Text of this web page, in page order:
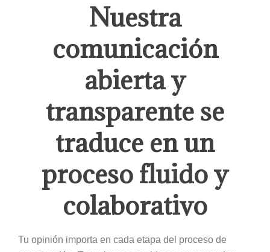
Nuestra
comunicación
abierta y
transparente se
traduce en un
proceso fluido y
colaborativo
Tu opinión importa en cada etapa del proceso de